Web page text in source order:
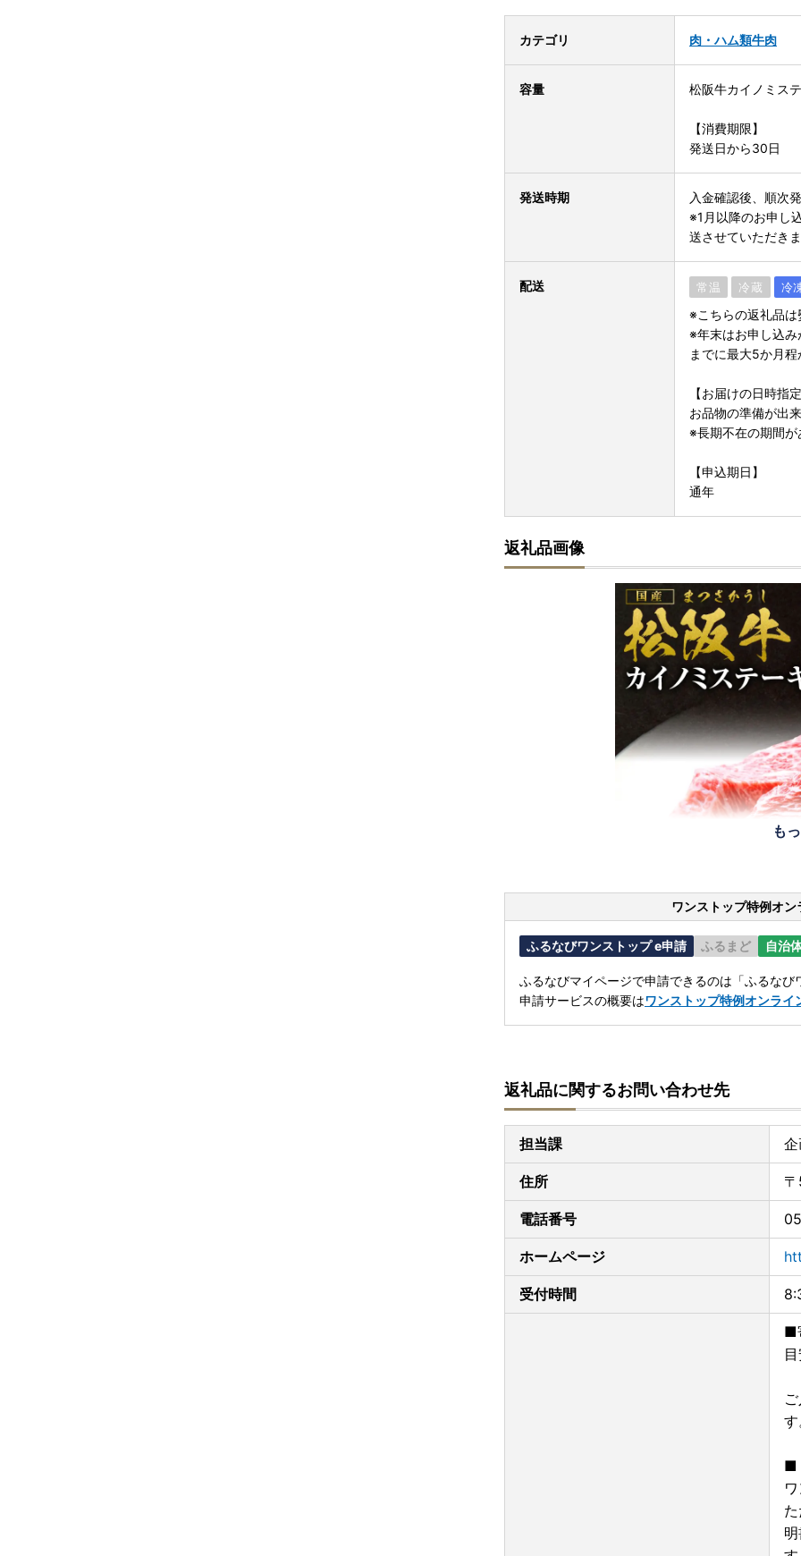
カテゴリ 肉・ハム類牛肉
容量 松阪牛カイノミ
【消費期限】
発送日から30日
発送時期
入金確認後、順次
※1月以降のお申し
送させていただきま
配送 常温 冷蔵 冷
※こちらの返礼品は
※年末はお申し込
までに最大5か月程
【お届けの日時指
お品物の準備が出
※長期不在の期間が
【申込期日】
通年
返礼品画像
も
ワンストップ特例オン
ふるなびワンストップ e申請 ふるまど 自治
ふるなびマイページで申請できるのは「ふるなび
申請サービスの概要はワンストップ特例オンライ
返礼品に関するお問い合わせ先
担当課
住所
電話番号
ホームページ
受付時間
■
す
■